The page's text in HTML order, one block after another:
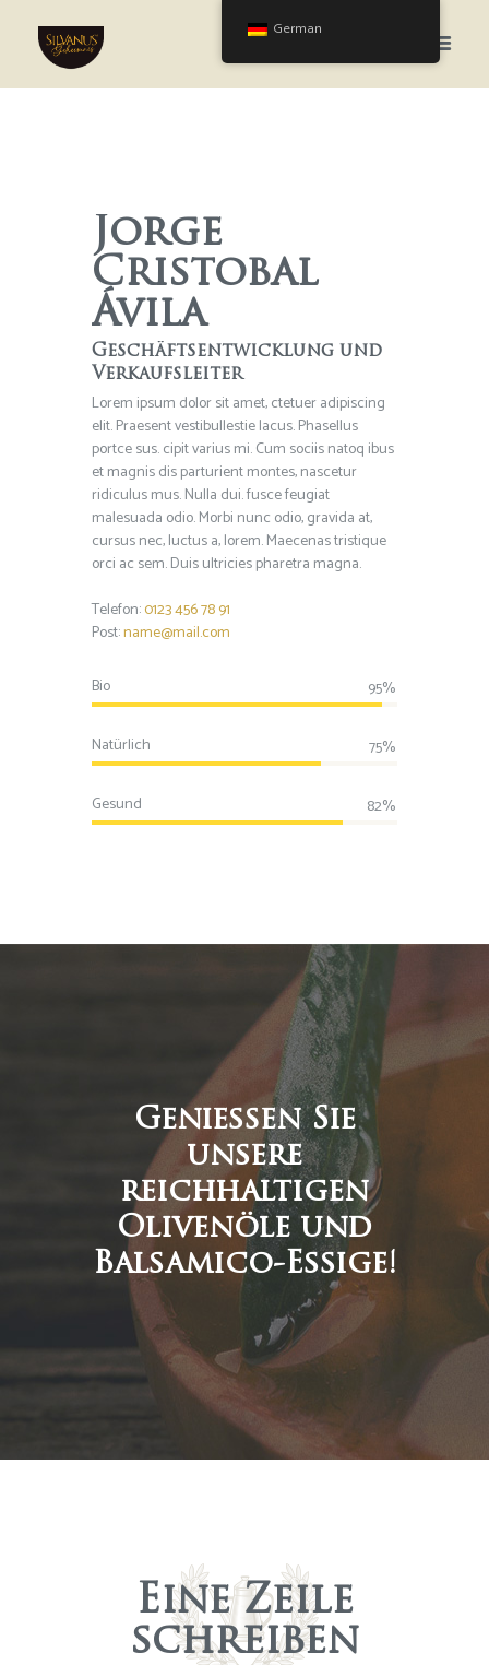
Jorge
Cristobal
Ávila
Geschäftsentwicklung und
Verkaufsleiter
Lorem ipsum dolor sit amet, ctetuer adipiscing
elit. Praesent vestibullestie lacus. Phasellus
portce sus. cipit varius mi. Cum sociis natoq ibus
et magnis dis parturient montes, nascetur
ridiculus mus. Nulla dui. fusce feugiat
malesuada odio. Morbi nunc odio, gravida at,
cursus nec, luctus a, lorem. Maecenas tristique
orci ac sem. Duis ultricies pharetra magna.
Telefon:0123 456 78 91
Post:name@mail.com
Bio 95%
Natürlich 75%
Gesund 82%
Genießen Sie
unsere
reichhaltigen
Olivenöle und
Balsamico-Essige!
Eine Zeile
schreiben
German